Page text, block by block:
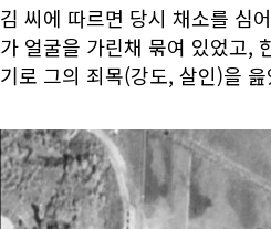
김 씨에 따르면 당시 채소를 심
가 얼굴을 가린채 묶여 있었고,
기로 그의 죄목(강도, 살인)을